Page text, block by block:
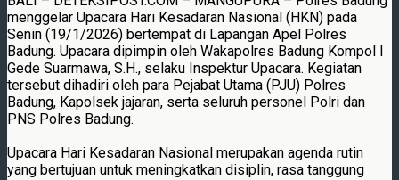
menggelar Upacara Hari Kesadaran Nasional (HKN) pada
Senin (19/1/2026) bertempat di Lapangan Apel Polres
Badung. Upacara dipimpin oleh Wakapolres Badung Kompol I
Gede Suarmawa, S.H., selaku Inspektur Upacara. Kegiatan
tersebut dihadiri oleh para Pejabat Utama (PJU) Polres
Badung, Kapolsek jajaran, serta seluruh personel Polri dan
PNS Polres Badung.
Upacara Hari Kesadaran Nasional merupakan agenda rutin
yang bertujuan untuk meningkatkan disiplin, rasa tanggung